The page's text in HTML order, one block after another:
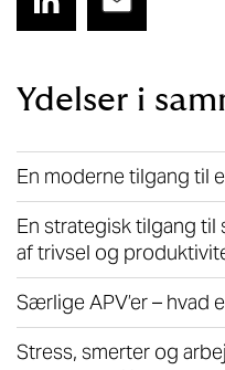
Ydelser i
En moderne tilgang til
En strategisk tilgang
af trivsel og
Særlige APV’er – hvad
Stress, smerter og